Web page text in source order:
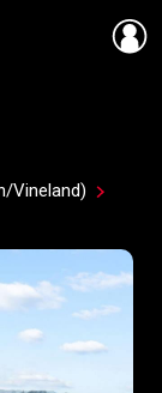
Vineland)